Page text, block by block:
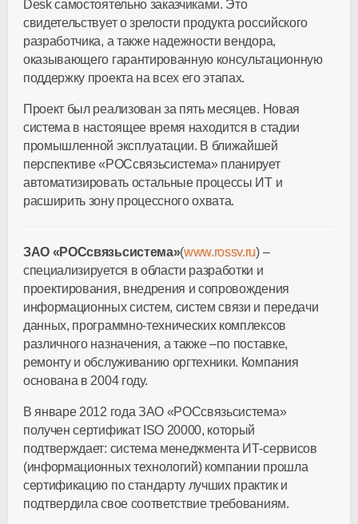
Desk самостоятельно заказчиками. Это
свидетельствует о зрелости продукта российского
разработчика, а также надежности вендора,
оказывающего гарантированную консультационную
поддержку проекта на всех его этапах.
Проект был реализован за пять месяцев. Новая
система в настоящее время находится в стадии
промышленной эксплуатации. В ближайшей
перспективе «РОСсвязьсистема» планирует
автоматизировать остальные процессы ИТ и
расширить зону процессного охвата.
ЗАО «РОСсвязьсистема»(www.rossv.ru) –
специализируется в области разработки и
проектирования, внедрения и сопровождения
информационных систем, систем связи и передачи
данных, программно-технических комплексов
различного назначения, а также –по поставке,
ремонту и обслуживанию оргтехники. Компания
основана в 2004 году.
В январе 2012 года ЗАО «РОСсвязьсистема»
получен сертификат ISO 20000, который
подтверждает: система менеджмента ИТ-сервисов
(информационных технологий) компании прошла
сертификацию по стандарту лучших практик и
подтвердила свое соответствие требованиям.